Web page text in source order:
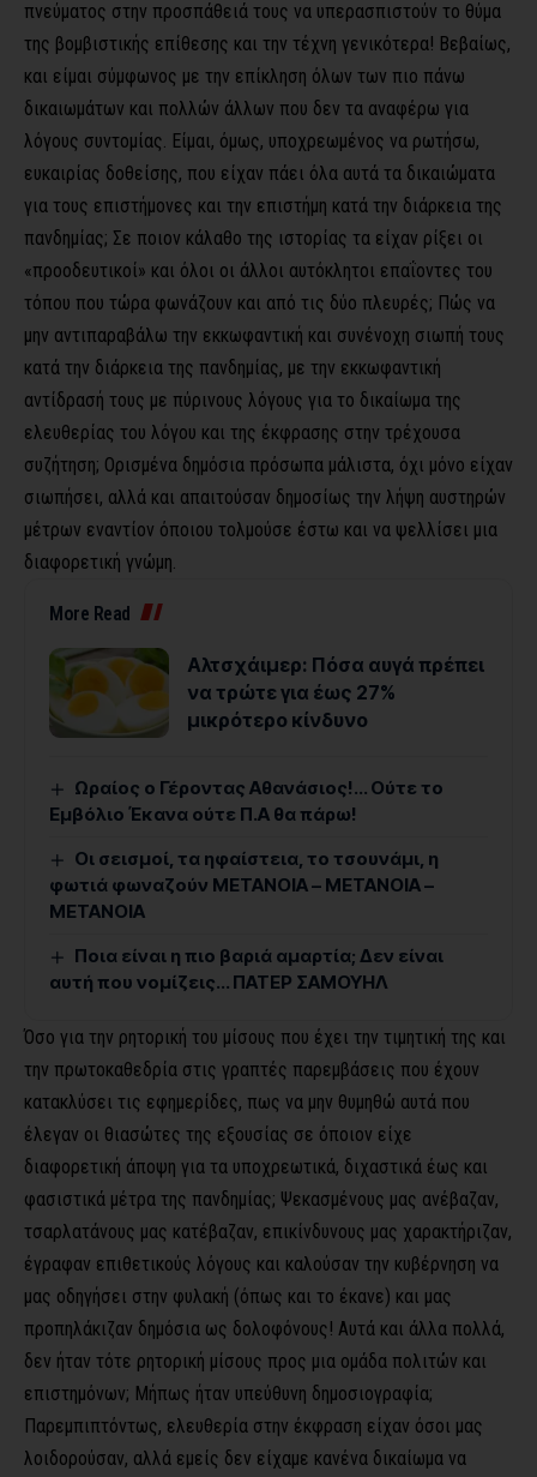
πνεύματος στην προσπάθειά τους να υπερασπιστούν το θύμα
της βομβιστικής επίθεσης και την τέχνη γενικότερα! Βεβαίως,
και είμαι σύμφωνος με την επίκληση όλων των πιο πάνω
δικαιωμάτων και πολλών άλλων που δεν τα αναφέρω για
λόγους συντομίας. Είμαι, όμως, υποχρεωμένος να ρωτήσω,
ευκαιρίας δοθείσης, που είχαν πάει όλα αυτά τα δικαιώματα
για τους επιστήμονες και την επιστήμη κατά την διάρκεια της
πανδημίας; Σε ποιον κάλαθο της ιστορίας τα είχαν ρίξει οι
«προοδευτικοί» και όλοι οι άλλοι αυτόκλητοι επαΐοντες του
τόπου που τώρα φωνάζουν και από τις δύο πλευρές; Πώς να
μην αντιπαραβάλω την εκκωφαντική και συνένοχη σιωπή τους
κατά την διάρκεια της πανδημίας, με την εκκωφαντική
αντίδρασή τους με πύρινους λόγους για το δικαίωμα της
ελευθερίας του λόγου και της έκφρασης στην τρέχουσα
συζήτηση; Ορισμένα δημόσια πρόσωπα μάλιστα, όχι μόνο είχαν
σιωπήσει, αλλά και απαιτούσαν δημοσίως την λήψη αυστηρών
μέτρων εναντίον όποιου τολμούσε έστω και να ψελλίσει μια
διαφορετική γνώμη.
More Read
Αλτσχάιμερ: Πόσα αυγά πρέπει
να τρώτε για έως 27%
μικρότερο κίνδυνο
Ωραίος ο Γέροντας Αθανάσιος!… Ούτε το
Εμβόλιο Έκανα ούτε Π.Α θα πάρω!
Οι σεισμοί, τα ηφαίστεια, το τσουνάμι, η
φωτιά φωναζούν ΜΕΤΑΝΟΙΑ – ΜΕΤΑΝΟΙΑ –
ΜΕΤΑΝΟΙΑ
Ποια είναι η πιο βαριά αμαρτία; Δεν είναι
αυτή που νομίζεις… ΠΑΤΕΡ ΣΑΜΟΥΗΛ
Όσο για την ρητορική του μίσους που έχει την τιμητική της και
την πρωτοκαθεδρία στις γραπτές παρεμβάσεις που έχουν
κατακλύσει τις εφημερίδες, πως να μην θυμηθώ αυτά που
έλεγαν οι θιασώτες της εξουσίας σε όποιον είχε
διαφορετική άποψη για τα υποχρεωτικά, διχαστικά έως και
φασιστικά μέτρα της πανδημίας; Ψεκασμένους μας ανέβαζαν,
τσαρλατάνους μας κατέβαζαν, επικίνδυνους μας χαρακτήριζαν,
έγραφαν επιθετικούς λόγους και καλούσαν την κυβέρνηση να
μας οδηγήσει στην φυλακή (όπως και το έκανε) και μας
προπηλάκιζαν δημόσια ως δολοφόνους! Αυτά και άλλα πολλά,
δεν ήταν τότε ρητορική μίσους προς μια ομάδα πολιτών και
επιστημόνων; Μήπως ήταν υπεύθυνη δημοσιογραφία;
Παρεμπιπτόντως, ελευθερία στην έκφραση είχαν όσοι μας
λοιδορούσαν, αλλά εμείς δεν είχαμε κανένα δικαίωμα να